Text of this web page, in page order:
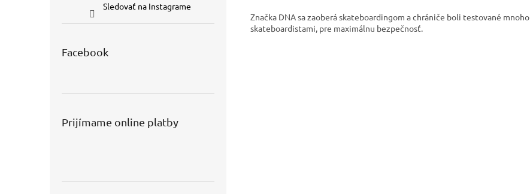
Sledovať na Instagrame
Facebook
Prijímame online platby
Značka DNA sa zaoberá skateboardingom a chrániče boli testované mnoho
skateboardistami, pre maximálnu bezpečnosť.